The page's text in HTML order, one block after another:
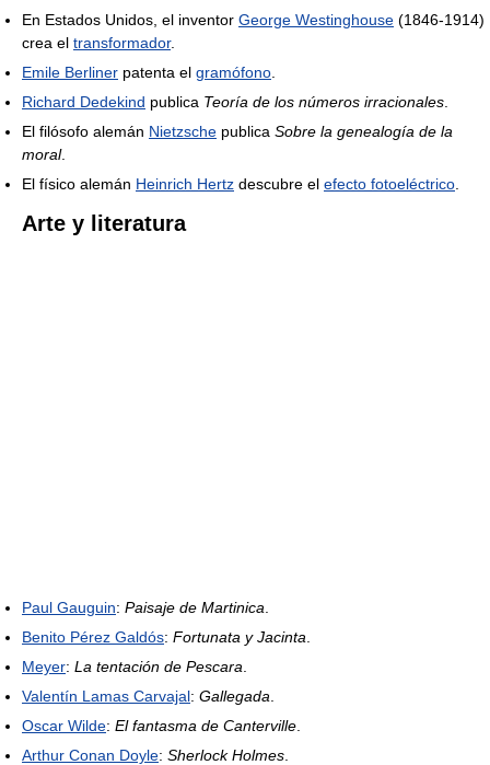
En Estados Unidos, el inventor George Westinghouse (1846-1914)
crea el transformador.
Emile Berliner patenta el gramófono
Richard Dedekind publica Teoría de los números irracionales
El filósofo alemán Nietzsche publica Sobre la genealogía de la
moral.
El físico alemán Heinrich Hertz descubre el efecto fotoeléctrico
Arte y literatura
Paul Gauguin: Paisaje de Martinica
Benito Pérez Galdós: Fortunata y Jacinta
Meyer: La tentación de Pescara
Valentín Lamas Carvajal: Gallegada
Oscar Wilde: El fantasma de Canterville
Arthur Conan Doyle: Sherlock Holmes